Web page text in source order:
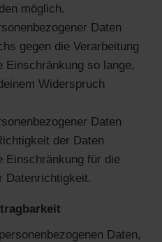
möglich.
Daten
gegen die Verarbeitung
so lange,
Widerspruch
Daten
der Daten
Einschränkung für die
Datenrichtigkeit.
Daten,